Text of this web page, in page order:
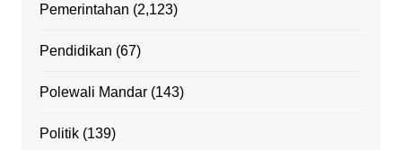
Pemerintahan (2,123)
Pendidikan (67)
Polewali Mandar(143)
Politik(139)